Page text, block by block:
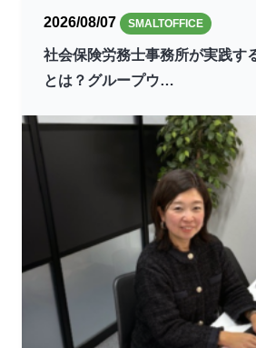
2026/08/07 SMALTOFFICE
社会保険労務士事務所が実践す
とは？グループウ…